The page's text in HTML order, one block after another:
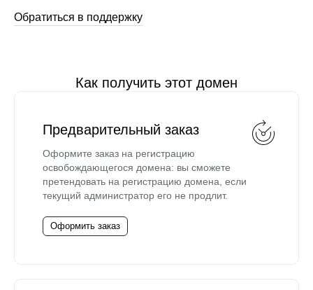
Обратиться в поддержку
Как получить этот домен
Предварительный заказ
Оформите заказ на регистрацию
освобождающегося домена: вы сможете
претендовать на регистрацию домена, если
текущий администратор его не продлит.
Оформить заказ